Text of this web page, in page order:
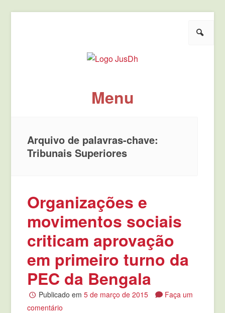
Pesquisar
Menu
Arquivo de palavras-chave:
Tribunais Superiores
Organizações e
movimentos sociais
criticam aprovação
em primeiro turno da
PEC da Bengala
Publicado em 5 de março de 2015
Faça um
comentário